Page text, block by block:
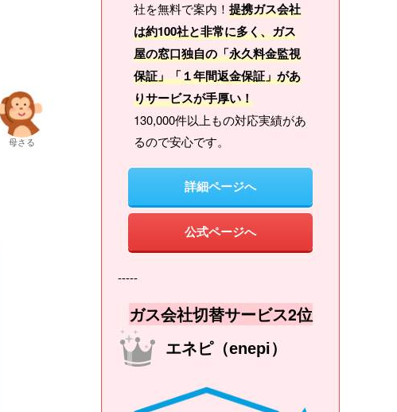
母さる
社を無料で案内！ 提携ガス会社
は約100社と非常に多く、ガス
屋の窓口独自の「永久料金監視
保証」「１年間返金保証」があ
りサービスが手厚い！
130,000件以上もの対応実績があ
るので安心です。
詳細ページへ
公式ページへ
-----
ガス会社切替サービス2位
エネピ（enepi）